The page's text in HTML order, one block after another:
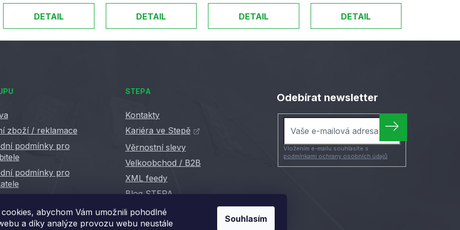
abychom Vám umožnili pohodlné
a díky analýze provozu webu neustále
Souhlasím
DETAIL DETAIL DETAIL DETAIL
zboží / reklamace
podmínky pro
podmínky pro
STEPA
Kontakty
Kariéra ve Stepě
Věrnostní slevy
Velkoobchod / B2B
XML feedy
Blog STEPA
Odebírat newsletter
Vložením e-mailu souhlasíte s
podmínkami ochrany osobních údajů